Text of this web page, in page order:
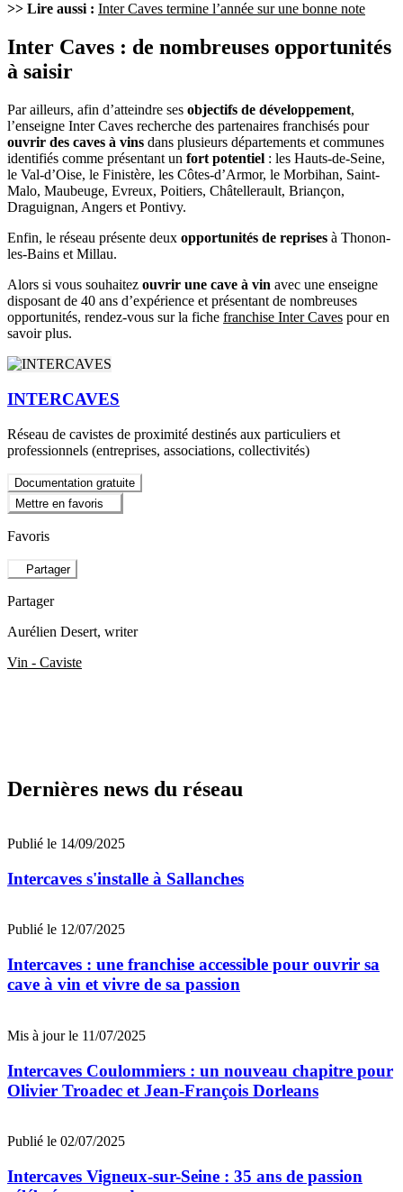
>> Lire aussi : Inter Caves termine l’année sur une bonne note
Inter Caves : de nombreuses opportunités
à saisir
Par ailleurs, afin d’atteindre ses objectifs de développement,
l’enseigne Inter Caves recherche des partenaires franchisés pour
ouvrir des caves à vins dans plusieurs départements et communes
identifiés comme présentant un fort potentiel : les Hauts-de-Seine,
le Val-d’Oise, le Finistère, les Côtes-d’Armor, le Morbihan, Saint-
Malo, Maubeuge, Evreux, Poitiers, Châtellerault, Briançon,
Draguignan, Angers et Pontivy.
Enfin, le réseau présente deux opportunités de reprises à Thonon-
les-Bains et Millau.
Alors si vous souhaitez ouvrir une cave à vin avec une enseigne
disposant de 40 ans d’expérience et présentant de nombreuses
opportunités, rendez-vous sur la fiche franchise Inter Caves pour en
savoir plus.
INTERCAVES
Réseau de cavistes de proximité destinés aux particuliers et
professionnels (entreprises, associations, collectivités)
Documentation gratuite
Mettre en favoris
Favoris
Partager
Partager
Aurélien Desert, writer
Vin - Caviste
Dernières news du réseau
Publié le 14/09/2025
Intercaves s'installe à Sallanches
Publié le 12/07/2025
Intercaves : une franchise accessible pour ouvrir sa
cave à vin et vivre de sa passion
Mis à jour le 11/07/2025
Intercaves Coulommiers : un nouveau chapitre pour
Olivier Troadec et Jean-François Dorleans
Publié le 02/07/2025
Intercaves Vigneux-sur-Seine : 35 ans de passion